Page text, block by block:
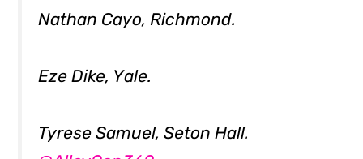
Nathan Cayo, Richmond.
Eze Dike, Yale.
Tyrese Samuel, Seton Hall.